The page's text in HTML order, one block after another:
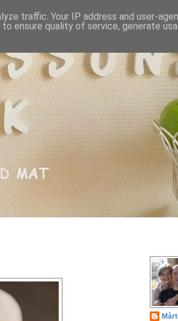
traffic. Your IP address and user-
ensure quality of service, generate